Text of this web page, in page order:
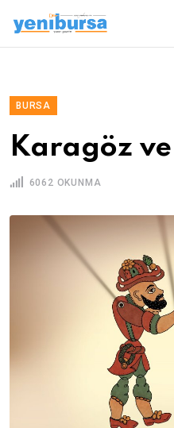
BURSA
Karagöz
6062 OKUNMA